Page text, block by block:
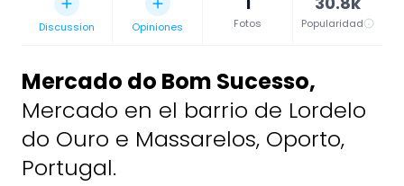
Discussion Opiniones Fotos Popularidad
Mercado do Bom Sucesso,
Mercado en el barrio de Lordelo
do Ouro e Massarelos, Oporto,
Portugal.